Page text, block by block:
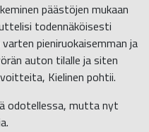
päästöjen mukaan
todennäköisesti
pieniruokaisemman ja
auton tilalle ja siten
Kielinen pohtii.
odotellessa, mutta nyt